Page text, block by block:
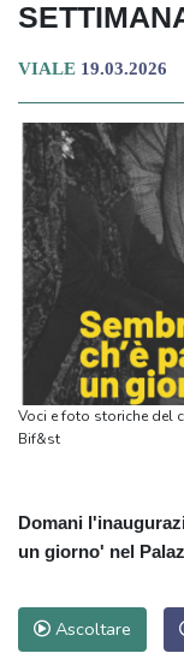
VIALE 19.03.2026
Voci e foto storiche del
Bif&st
Domani
un giorno' nel
Ascoltare